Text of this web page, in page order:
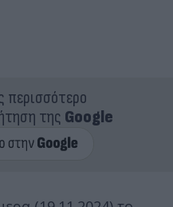
περισσότερο
της Google